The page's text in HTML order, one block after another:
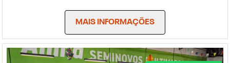
MAIS INFORMAÇÕES